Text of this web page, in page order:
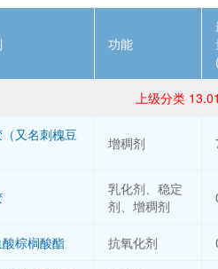
功能
上级分类
又名刺槐豆
增稠剂
乳化剂、稳定
剂、增稠剂
棕榈酸酯 抗氧化剂